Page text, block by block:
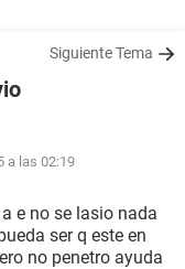
Siguiente Tema
a las 02:19
e no se lasio nada
ser q este en
no penetro ayuda